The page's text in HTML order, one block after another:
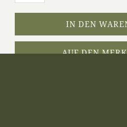
IN DEN
AUF DEN